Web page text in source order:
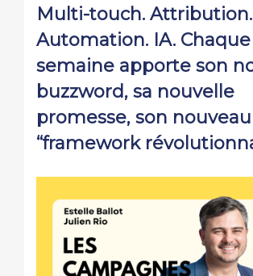
Multi-touch. Attribution.
Automation. IA. Chaque
semaine apporte son
buzzword, sa nouvelle
promesse, son nouveau
“framework